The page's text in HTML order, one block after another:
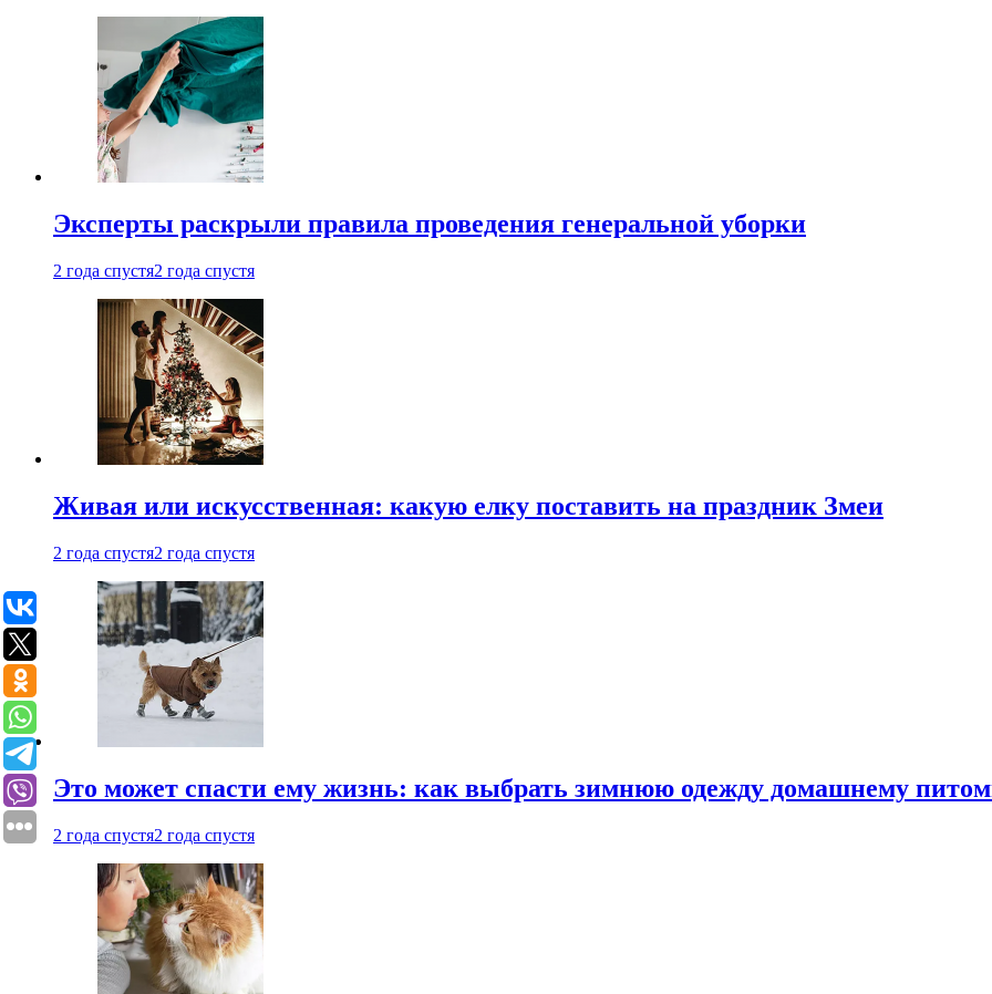
Эксперты раскрыли правила проведения генеральной уборки
2 года спустя2 года спустя
Живая или искусственная: какую елку поставить на праздник Змеи
2 года спустя2 года спустя
Это может спасти ему жизнь: как выбрать зимнюю одежду домашнему
2 года спустя2 года спустя